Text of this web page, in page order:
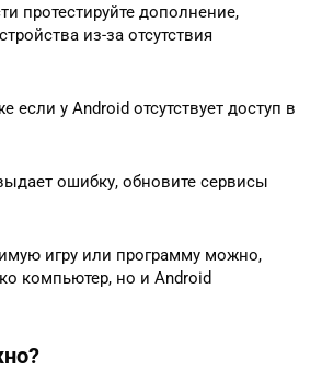
протестируйте дополнение,
из-за отсутствия
если у Android отсутствует доступ в
ошибку, обновите сервисы
игру или программу можно,
компьютер, но и Android